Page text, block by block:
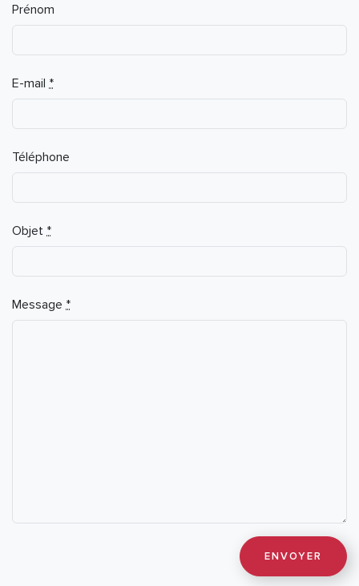
Prénom
E-mail *
Téléphone
Objet *
Message *